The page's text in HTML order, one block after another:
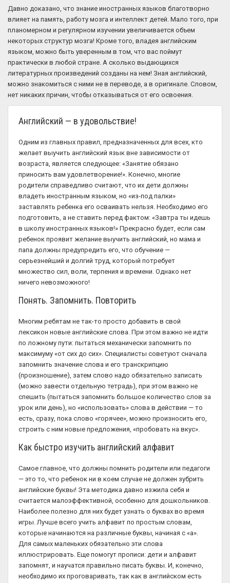
Давно доказано, что знание иностранных языков благотворно
влияет на память, работу мозга и интеллект детей. Мало того, при
планомерном и регулярном изучении увеличивается объем
некоторых структур мозга! Кроме того, владея английским
языком, можно быть уверенным в том, что вас поймут
практически в любой стране. А сколько выдающихся
литературных произведений созданы на нем! Зная английский,
можно знакомиться с ними не в переводе, а в оригинале. Словом,
нет никаких причин, чтобы отказываться от его освоения.
Английский — в удовольствие!
Одним из главных правил, предназначенных для всех, кто
желает выучить английский язык вне зависимости от
возраста, является следующее: «Занятие обязано
приносить вам удовлетворение!». Конечно, многие
родители справедливо считают, что их дети должны
владеть иностранным языком, но «из-под палки»
заставлять ребенка его осваивать нельзя. Необходимо его
подготовить, а не ставить перед фактом: «Завтра ты идешь
в школу иностранных языков!» Прекрасно будет, если сам
ребенок проявит желание выучить английский, но мама и
папа должны предупредить его, что обучение —
серьезнейший и долгий труд, который потребует
множество сил, воли, терпения и времени. Однако нет
ничего невозможного!
Понять. Запомнить. Повторить
Многим ребятам не так-то просто добавить в свой
лексикон новые английские слова. При этом важно не идти
по ложному пути: пытаться механически запомнить по
максимуму «от сих до сих». Специалисты советуют сначала
запомнить значение слова и его транскрипцию
(произношение), затем слово надо обязательно записать
(можно завести отдельную тетрадь), при этом важно не
спешить (пытаться запомнить большое количество слов за
урок или день), но «использовать» слова в действии — то
есть, сразу, пока слово «горячее», можно произносить его,
строить с ним новые предложения, «пробовать на вкус».
Как быстро изучить английский алфавит
Самое главное, что должны помнить родители или педагоги
— это то, что ребенок ни в коем случае не должен зубрить
английские буквы! Эта методика давно изжила себя и
считается малоэффективной, особенно для дошкольников.
Наиболее полезно для них будет узнать о буквах во время
игры. Лучше всего учить алфавит по простым словам,
которые начинаются на различные буквы, начиная с «a».
Для самых маленьких обязательно эти слова
иллюстрировать. Еще помогут прописи: дети и алфавит
запомнят, и научатся правильно писать буквы. И, конечно,
необходимо их проговаривать, так как в английском есть